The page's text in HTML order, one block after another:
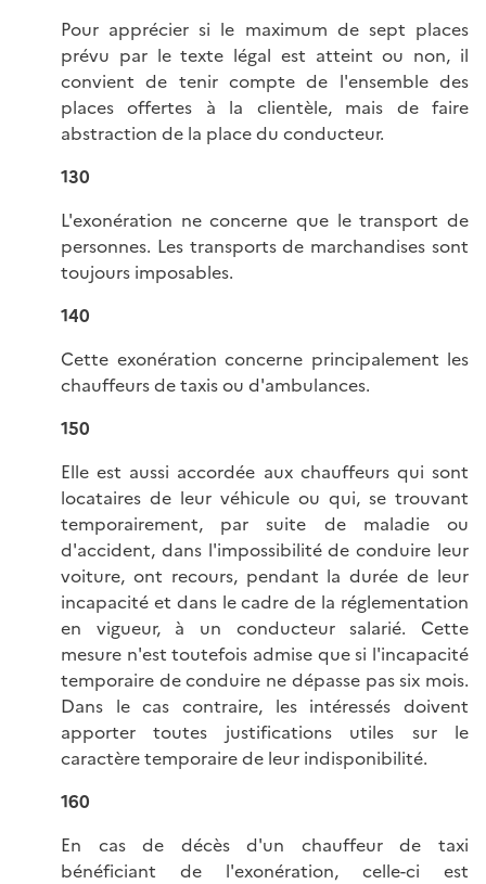
Pour apprécier si le maximum de sept places
prévu par le texte légal est atteint ou non, il
convient de tenir compte de l'ensemble des
places offertes à la clientèle, mais de faire
abstraction de la place du conducteur.
130
L'exonération ne concerne que le transport de
personnes. Les transports de marchandises sont
toujours imposables.
140
Cette exonération concerne principalement les
chauffeurs de taxis ou d'ambulances.
150
Elle est aussi accordée aux chauffeurs qui sont
locataires de leur véhicule ou qui, se trouvant
temporairement, par suite de maladie ou
d'accident, dans l'impossibilité de conduire leur
voiture, ont recours, pendant la durée de leur
incapacité et dans le cadre de la réglementation
en vigueur, à un conducteur salarié. Cette
mesure n'est toutefois admise que si l'incapacité
temporaire de conduire ne dépasse pas six mois.
Dans le cas contraire, les intéressés doivent
apporter toutes justifications utiles sur le
caractère temporaire de leur indisponibilité.
160
En cas de décès d'un chauffeur de taxi
bénéficiant de l'exonération, celle-ci est